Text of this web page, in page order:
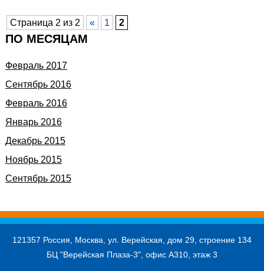
Страница 2 из 2 « 1 2
ПО МЕСЯЦАМ
Февраль 2017
Сентябрь 2016
Февраль 2016
Январь 2016
Декабрь 2015
Ноябрь 2015
Сентябрь 2015
121357 Россия, Москва, ул. Верейская, дом 29, строение 134
БЦ "Верейская Плаза-3", офис А310, этаж 3